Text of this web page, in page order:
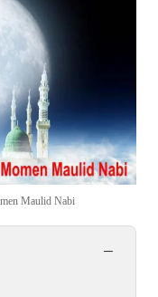
Maulid Nabi
−